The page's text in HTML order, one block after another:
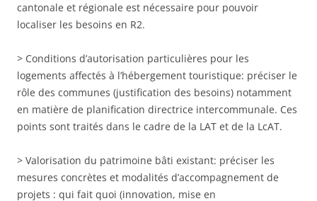
cantonale et régionale est nécessaire pour pouvoir
localiser les besoins en R2.
> Conditions d’autorisation particulières pour les
logements affectés à l’hébergement touristique: préciser le
rôle des communes (justification des besoins) notamment
en matière de planification directrice intercommunale. Ces
points sont traités dans le cadre de la LAT et de la LcAT.
> Valorisation du patrimoine bâti existant: préciser les
mesures concrètes et modalités d’accompagnement de
projets : qui fait quoi (innovation, mise en